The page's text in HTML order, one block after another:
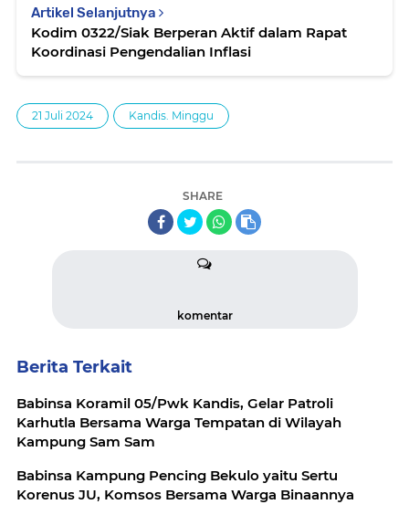
Artikel Selanjutnya
Kodim 0322/Siak Berperan Aktif dalam Rapat
Koordinasi Pengendalian Inflasi
21 Juli 2024 Kandis. Minggu
SHARE
komentar
Berita Terkait
Babinsa Koramil 05/Pwk Kandis, Gelar Patroli
Karhutla Bersama Warga Tempatan di Wilayah
Kampung Sam Sam
Babinsa Kampung Pencing Bekulo yaitu Sertu
Korenus JU, Komsos Bersama Warga Binaannya